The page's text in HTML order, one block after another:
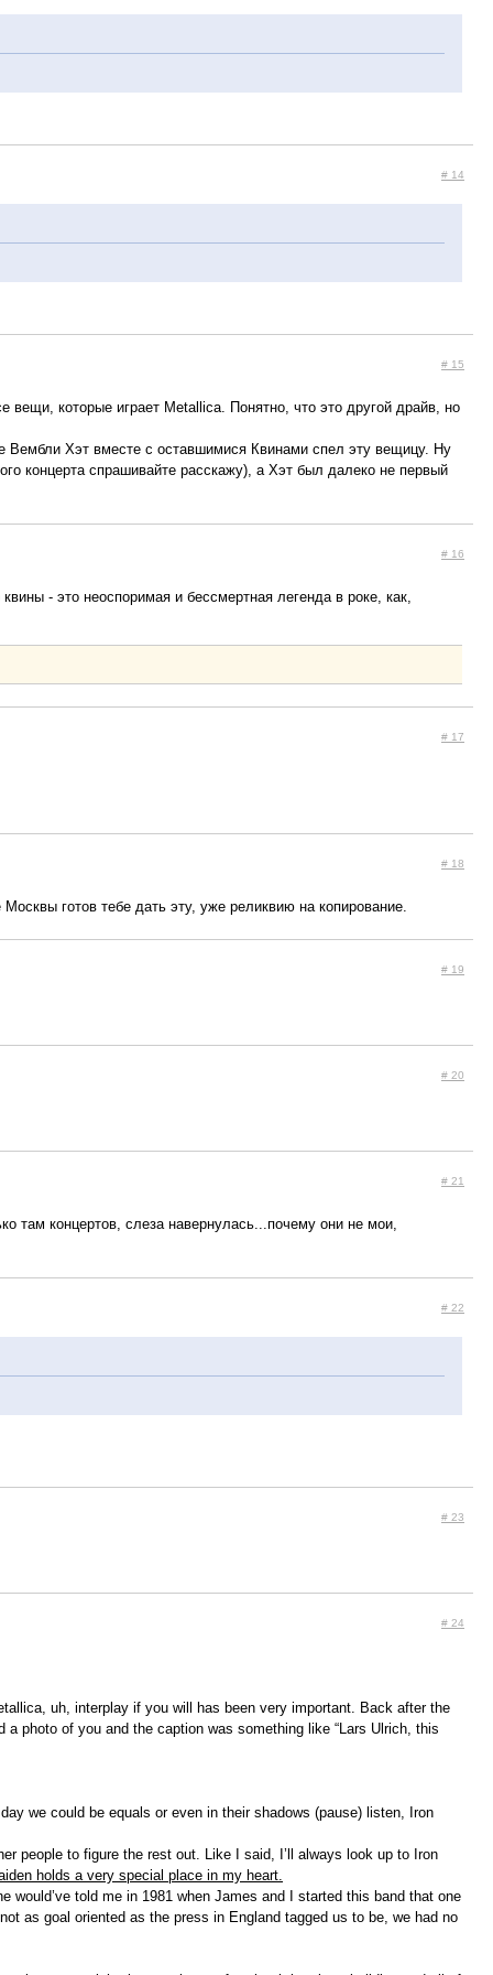
# 14
# 15
которые играет Metallica. Понятно, что это другой драйв, но
Вембли Хэт вместе с оставшимися Квинами спел эту вещицу. Ну
концерта спрашивайте расскажу), а Хэт был далеко не первый
# 16
- это неоспоримая и бессмертная легенда в роке, как,
# 17
# 18
готов тебе дать эту, уже реликвию на копирование.
# 19
# 20
# 21
концертов, слеза навернулась...почему они не мои,
# 22
# 23
# 24
uh, interplay if you will has been very important. Back after the
photo of you and the caption was something like “Lars Ulrich, this
we could be equals or even in their shadows (pause) listen, Iron
people to figure the rest out. Like I said, I’ll always look up to Iron
holds a very special place in my heart.
would’ve told me in 1981 when James and I started this band that one
as goal oriented as the press in England tagged us to be, we had no